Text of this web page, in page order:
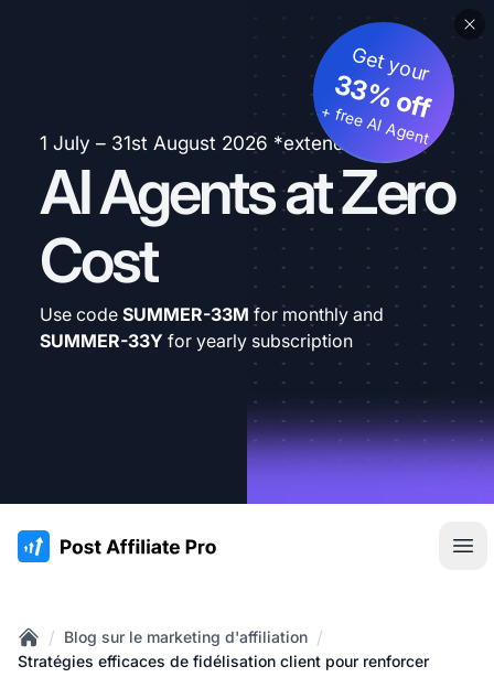
1 July – 31st August 2026 *extended
AI Agents at Zero
Cost
Get your
33% off
+ free AI Agent
Use code SUMMER-33M for monthly and
SUMMER-33Y for yearly subscription
:site.title
Home
/ Blog sur le marketing d'affiliation /
Stratégies efficaces de fidélisation client pour renforcer